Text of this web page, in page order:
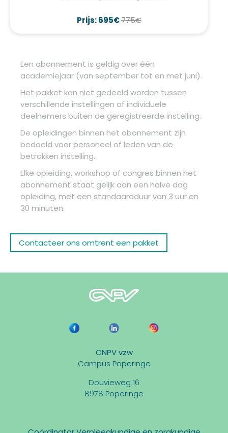
Prijs: 695€775€
Een abonnement is geldig over één
academiejaar (van september tot en met juni).
Het pakket kan niet gedeeld worden tussen
verschillende instellingen of individuele
deelnemers buiten de geregistreerde instelling.
De opleidingen binnen het abonnement zijn
bedoeld voor personeel of leden van de
betrokken instelling.
Elke opleiding, workshop of congres binnen het
abonnement staat gelijk aan een halve dag
opleiding, met een standaardduur van 3 uur en
30 minuten.
Contacteer ons omtrent een pakket
CNPV vzw
Campus Poperinge
Douvieweg 16
8978 Poperinge